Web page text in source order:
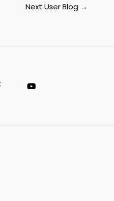
Next User Blog →